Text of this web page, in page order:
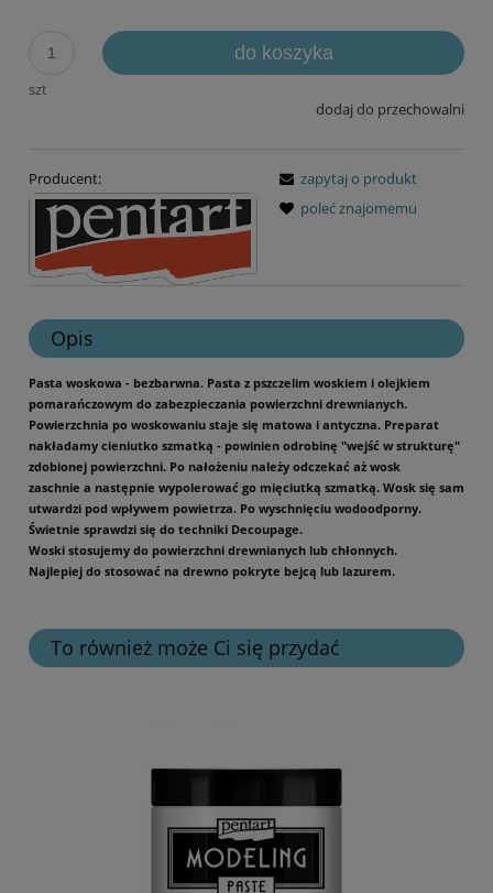
szt
do koszyka
dodaj do przechowalni
Producent:
zapytaj o produkt
poleć znajomemu
Opis
Pasta woskowa - bezbarwna. Pasta z pszczelim woskiem i olejkiem
pomarańczowym do zabezpieczania powierzchni drewnianych.
Powierzchnia po woskowaniu staje się matowa i antyczna. Preparat
nakładamy cieniutko szmatką - powinien odrobinę "wejść w strukturę"
zdobionej powierzchni. Po nałożeniu należy odczekać aż wosk
zaschnie a następnie wypolerować go mięciutką szmatką. Wosk się sam
utwardzi pod wpływem powietrza. Po wyschnięciu wodoodporny.
Świetnie sprawdzi się do techniki Decoupage.
Woski stosujemy do powierzchni drewnianych lub chłonnych.
Najlepiej do stosować na drewno pokryte bejcą lub lazurem.
To również może Ci się przydać